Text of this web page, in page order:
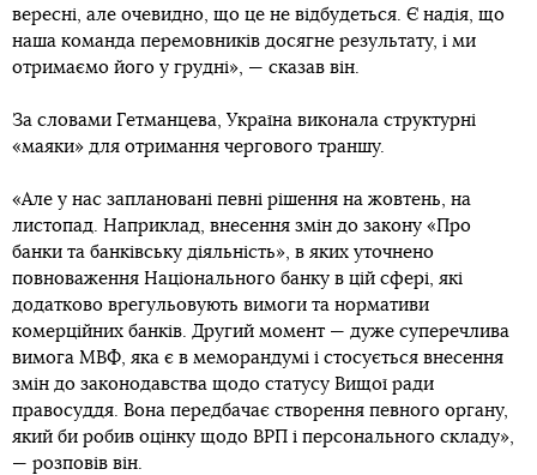
вересні, але очевидно, що це не відбудеться. Є надія, що
наша команда перемовників досягне результату, і ми
отримаємо його у грудні», — сказав він.
За словами Гетманцева, Україна виконала структурні
«маяки» для отримання чергового траншу.
«Але у нас заплановані певні рішення на жовтень, на
листопад. Наприклад, внесення змін до закону «Про
банки та банківську діяльність», в яких уточнено
повноваження Національного банку в цій сфері, які
додатково врегульовують вимоги та нормативи
комерційних банків. Другий момент — дуже суперечлива
вимога МВФ, яка є в меморандумі і стосується внесення
змін до законодавства щодо статусу Вищої ради
правосуддя. Вона передбачає створення певного органу,
який би робив оцінку щодо ВРП і персонального складу»,
— розповів він.